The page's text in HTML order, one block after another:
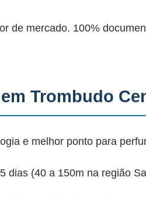
de mercado. 100%
Trombudo
e melhor ponto para
dias (40 a 150m na região